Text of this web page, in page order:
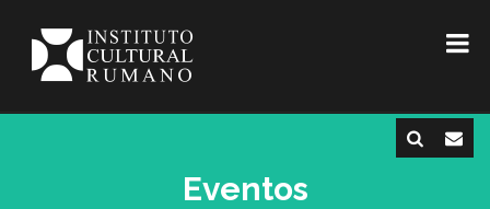
Eventos